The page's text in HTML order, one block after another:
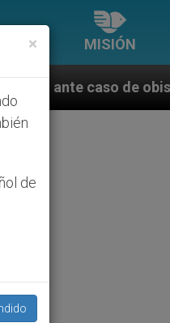
MISIÓN
obispo católico
×
de